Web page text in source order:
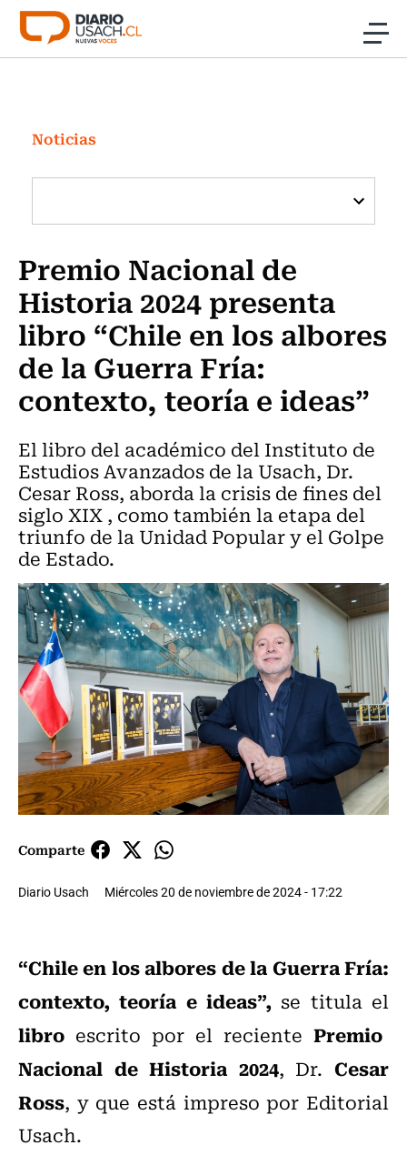
Click acá para ir directamente al contenido
Investigación
Cultura
Programas Radio y TV Usach
Noticias
Premio Nacional de
Historia 2024 presenta
libro “Chile en los albores
de la Guerra Fría:
contexto, teoría e ideas”
El libro del académico del Instituto de
Estudios Avanzados de la Usach, Dr.
Cesar Ross, aborda la crisis de fines del
siglo XIX , como también la etapa del
triunfo de la Unidad Popular y el Golpe
de Estado.
Comparte
Diario Usach Miércoles 20 de noviembre de 2024 - 17:22
“Chile en los albores de la Guerra Fría:
contexto, teoría e ideas”, se titula el
libro escrito por el reciente Premio
Nacional de Historia 2024, Dr.Cesar
Ross, y que está impreso por Editorial
Usach.